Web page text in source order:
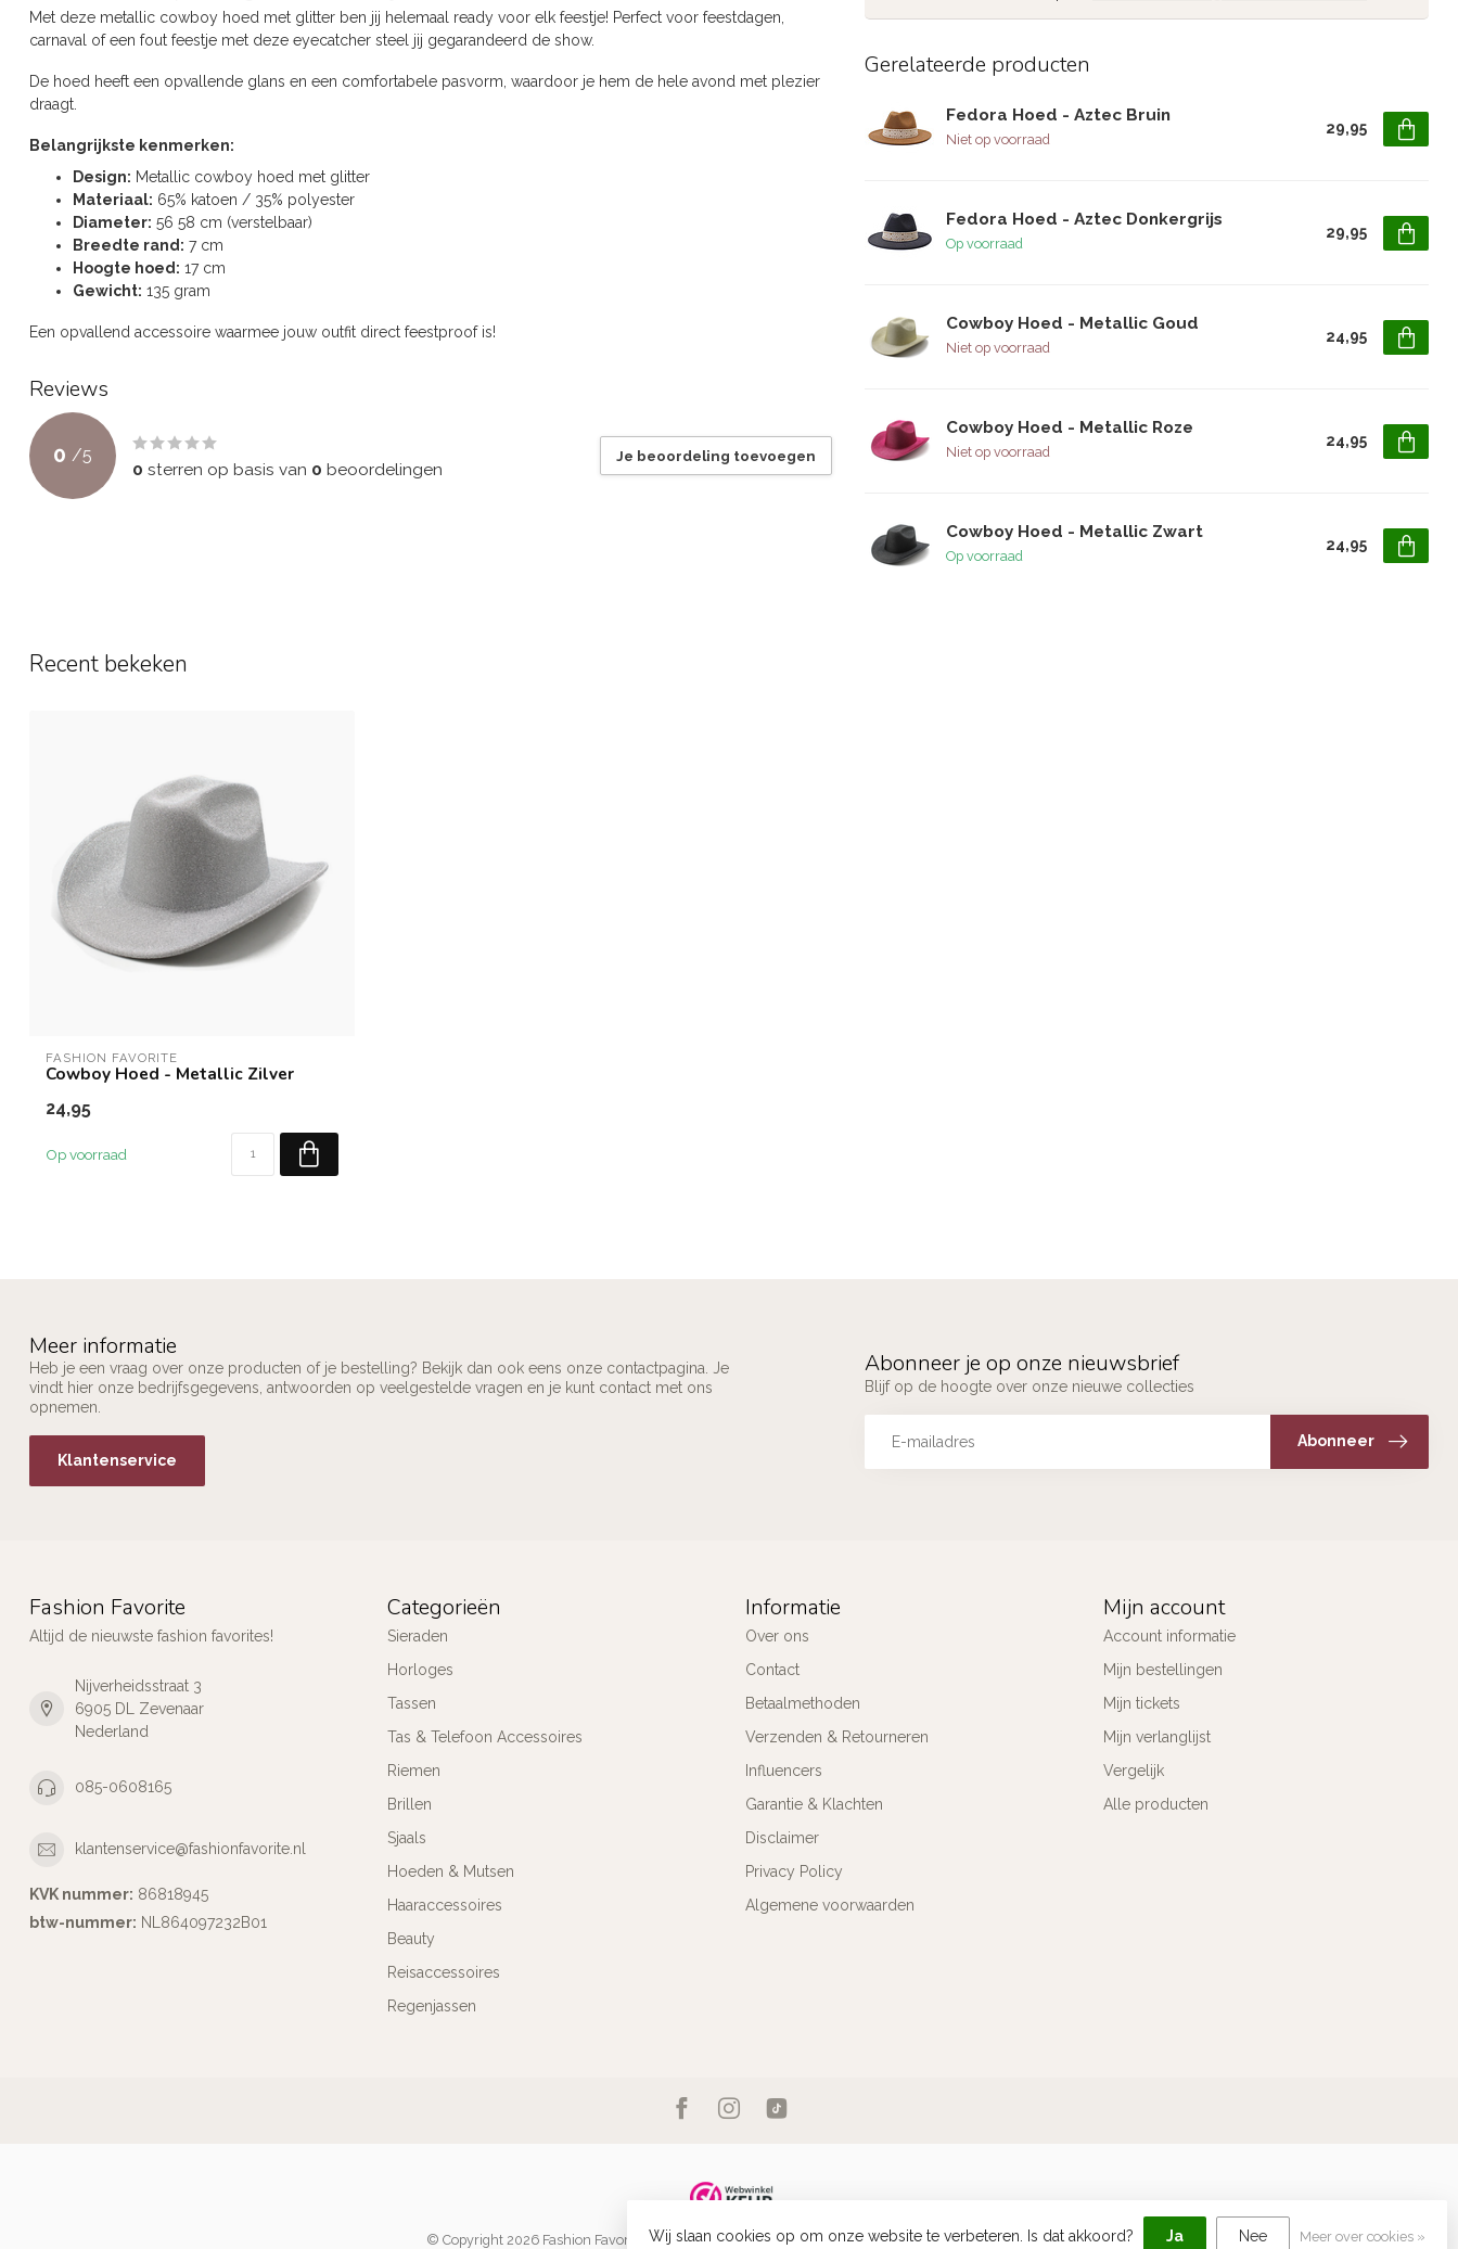
Met deze metallic cowboy hoed met glitter ben jij helemaal ready voor elk feestje! Perfect voor feestdagen,
carnaval of een fout feestje met deze eyecatcher steel jij gegarandeerd de show.
De hoed heeft een opvallende glans en een comfortabele pasvorm, waardoor je hem de hele avond met plezier
draagt.
Belangrijkste kenmerken:
Design: Metallic cowboy hoed met glitter
Materiaal: 65% katoen / 35% polyester
Diameter: 56 58 cm (verstelbaar)
Breedte rand: 7 cm
Hoogte hoed: 17 cm
Gewicht: 135 gram
Een opvallend accessoire waarmee jouw outfit direct feestproof is!
Reviews
0 /5
0 sterren op basis van 0 beoordelingen
Je beoordeling toevoegen
Gerelateerde producten
Fedora Hoed - Aztec Bruin
Niet op voorraad
29,95
Fedora Hoed - Aztec Donkergrijs
Op voorraad
29,95
Cowboy Hoed - Metallic Goud
Niet op voorraad
24,95
Cowboy Hoed - Metallic Roze
Niet op voorraad
24,95
Cowboy Hoed - Metallic Zwart
Op voorraad
24,95
Recent bekeken
FASHION FAVORITE
Cowboy Hoed - Metallic Zilver
24,95
Op voorraad
Meer informatie
Heb je een vraag over onze producten of je bestelling? Bekijk dan ook eens onze contactpagina. Je
vindt hier onze bedrijfsgegevens, antwoorden op veelgestelde vragen en je kunt contact met ons
opnemen.
Klantenservice
Abonneer je op onze nieuwsbrief
Blijf op de hoogte over onze nieuwe collecties
Abonneer
Fashion Favorite
Altijd de nieuwste fashion favorites!
Nijverheidsstraat 3
6905 DL Zevenaar
Nederland
085-0608165
klantenservice@fashionfavorite.nl
KVK nummer: 86818945
btw-nummer: NL864097232B01
Categorieën
Sieraden
Horloges
Tassen
Tas & Telefoon Accessoires
Riemen
Brillen
Sjaals
Hoeden & Mutsen
Haaraccessoires
Beauty
Reisaccessoires
Regenjassen
Informatie
Over ons
Contact
Betaalmethoden
Verzenden & Retourneren
Influencers
Garantie & Klachten
Disclaimer
Privacy Policy
Algemene voorwaarden
Mijn account
Account informatie
Mijn bestellingen
Mijn tickets
Mijn verlanglijst
Vergelijk
Alle producten
© Copyright 2026 Fashion Favorite - Powered byLightspeed -Lightspeed design byDyvelopment
Wij slaan cookies op om onze website te verbeteren. Is dat akkoord? Ja Nee Meer over cookies »